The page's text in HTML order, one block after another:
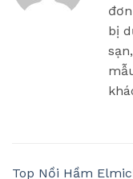
bị
Top Nồi Hầm